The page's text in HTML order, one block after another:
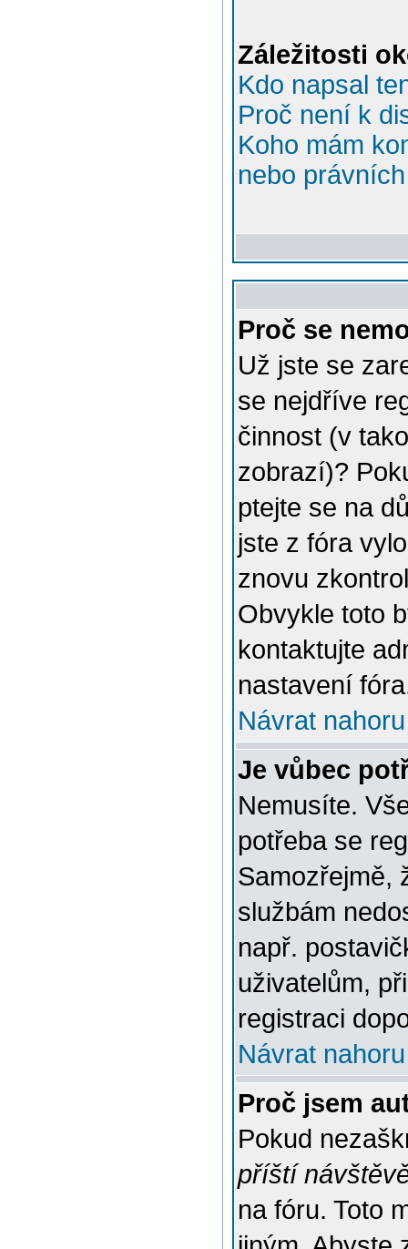
Záležitosti
Kdo napsal
Proč není k
Koho mám
nebo
Proč se
Už jste se
se nejdříve
činnost (v
zobrazí)?
ptejte se na
jste z fóra
znovu
Obvykle toto
kontaktujte
nastavení
Návrat nahoru
Je vůbec
Nemusíte.
potřeba se
Samozřejmě,
službám
např.
uživatelům,
registraci
Návrat nahoru
Proč jsem
Pokud
příští
na fóru. Toto